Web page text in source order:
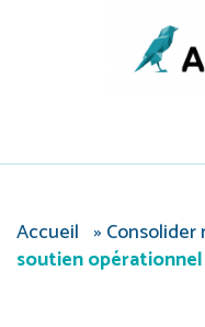
Accueil »
soutien